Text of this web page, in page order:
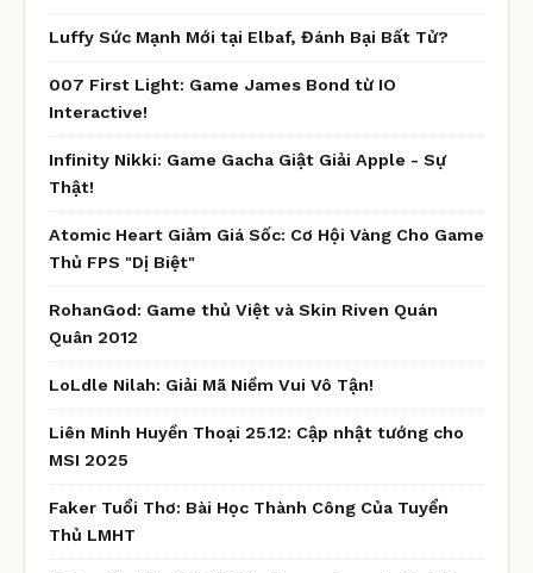
Luffy Sức Mạnh Mới tại Elbaf, Đánh Bại Bất Tử?
007 First Light: Game James Bond từ IO
Interactive!
Infinity Nikki: Game Gacha Giật Giải Apple - Sự
Thật!
Atomic Heart Giảm Giá Sốc: Cơ Hội Vàng Cho Game
Thủ FPS "Dị Biệt"
RohanGod: Game thủ Việt và Skin Riven Quán
Quân 2012
LoLdle Nilah: Giải Mã Niềm Vui Vô Tận!
Liên Minh Huyền Thoại 25.12: Cập nhật tướng cho
MSI 2025
Faker Tuổi Thơ: Bài Học Thành Công Của Tuyển
Thủ LMHT